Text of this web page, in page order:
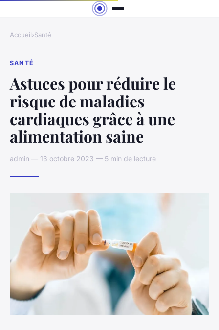
Accueil›Santé
SANTÉ
Astuces pour réduire le
risque de maladies
cardiaques grâce à une
alimentation saine
admin — 13 octobre 2023 — 5 min de lecture